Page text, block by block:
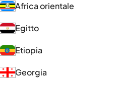
Africa orientale
Egitto
Etiopia
Georgia